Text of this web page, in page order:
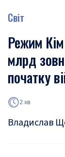
Світ
Режим
млрд
початку
2 хв
Владислав